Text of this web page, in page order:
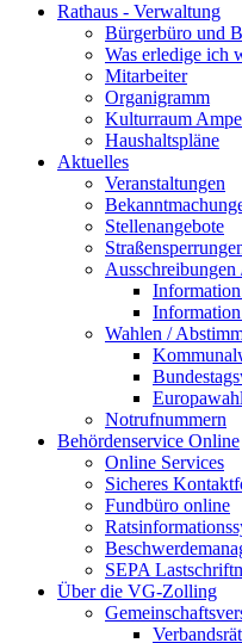
Rathaus - Verwaltung
Bürgerbüro und
Was erledige ich
Mitarbeiter
Organigramm
Kulturraum
Haushaltspläne
Aktuelles
Veranstaltungen
Stellenangebote
Ausschreibungen
Wahlen /
Notrufnummern
Behördenservice Online
Online Services
Sicheres
Fundbüro online
SEPA
Über die VG-Zolling